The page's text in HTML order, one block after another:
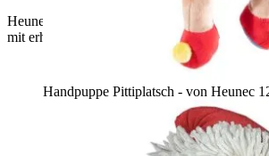
Heunec Handpuppe Ente Schnatterinchen,
mit erhobenem Fluegel und rotem Schnabel
Handpuppe Pittiplatsch - von Heunec